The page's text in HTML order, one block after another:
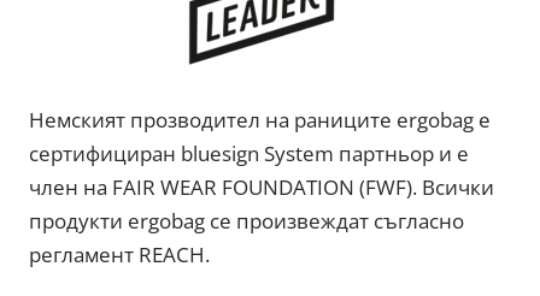
Немският прозводител на раниците ergobag е
сертифициран bluesign System партньор и е
член на FAIR WEAR FOUNDATION (FWF). Всички
продукти ergobag се произвеждат съгласно
регламент REACH.